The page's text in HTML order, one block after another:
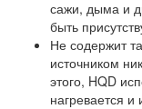
сажи, дыма и
быть
Не содержит
источником
этого, HQD
нагревается